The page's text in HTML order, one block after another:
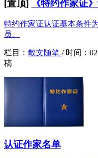
[置顶] 《特约作家证
特约作家证认证基本条件
员。
栏目： 散文随笔 / 时间：
稿
认证作家名单